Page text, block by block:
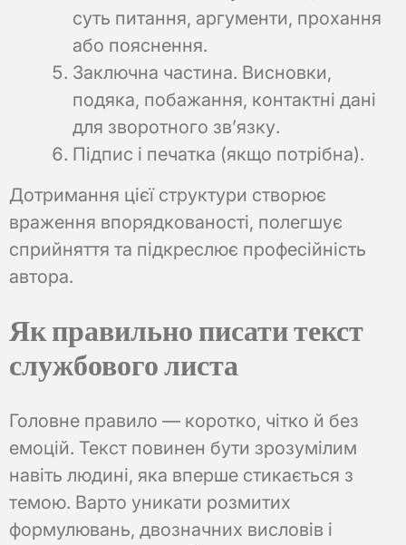
суть питання, аргументи, прохання
або пояснення.
Заключна частина. Висновки,
подяка, побажання, контактні дані
для зворотного зв’язку.
Підпис і печатка (якщо потрібна).
Дотримання цієї структури створює
враження впорядкованості, полегшує
сприйняття та підкреслює професійність
автора.
Як правильно писати текст
службового листа
Головне правило — коротко, чітко й без
емоцій. Текст повинен бути зрозумілим
навіть людині, яка вперше стикається з
темою. Варто уникати розмитих
формулювань, двозначних висловів і